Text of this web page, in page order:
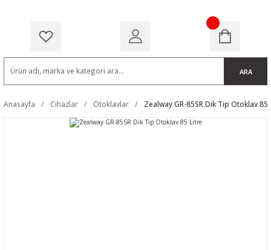
ARA
Anasayfa Cihazlar Otoklavlar Zealway GR-85SR Dik Tip Otoklav 85